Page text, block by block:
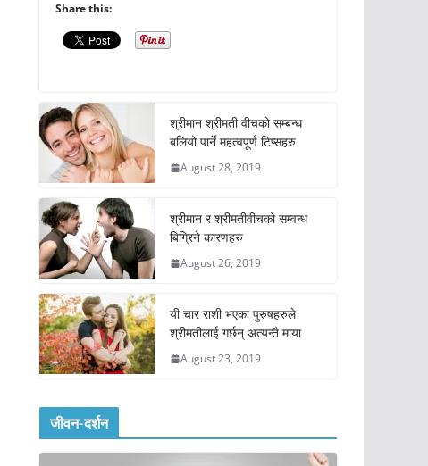
Share this:
श्रीमान श्रीमती वीचको सम्बन्ध
बलियो पार्ने महत्वपूर्ण टिप्सहरु
August 28, 2019
श्रीमान र श्रीमतीवीचको सम्वन्ध
बिग्रिने कारणहरु
August 26, 2019
यी चार राशी भएका पुरुषहरुले
श्रीमतीलाई गर्छन् अत्यन्तै माया
August 23, 2019
जीवन-दर्शन